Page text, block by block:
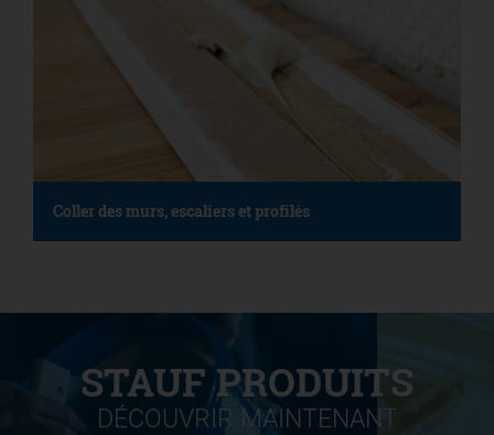
Coller des murs, escaliers et profilés
STAUF PRODUITS
DÉCOUVRIR MAINTENANT